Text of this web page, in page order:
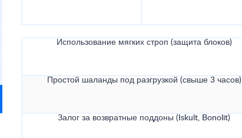
Использование мягких строп (защита блоков)
Простой шаланды под разгрузкой (свыше 3 часов)
Залог за возвратные поддоны (Iskult, Bonolit)